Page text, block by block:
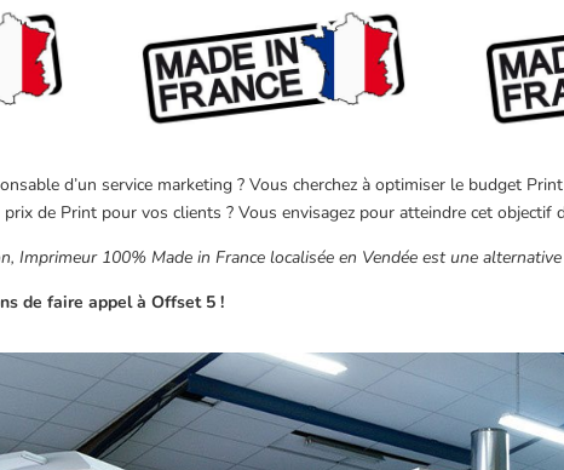
d’un service marketing ? Vous cherchez à optimiser le budget
de Print pour vos clients ? Vous envisagez pour atteindre cet objectif
Imprimeur 100% Made in France localisée en Vendée est une
de faire appel à Offset 5 !